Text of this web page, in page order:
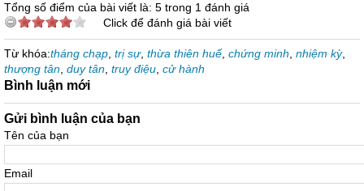
Tổng số điểm của bài viết là: 5 trong 1 đánh giá
Click để đánh giá bài viết
Từ khóa:tháng chạp trị sự, thừa thiên huế, chứng minh nhiệm kỳ,
thượng tân duy tân truy điệu cử hành
Bình luận mới
Gửi bình luận của bạn
Tên của bạn
Email